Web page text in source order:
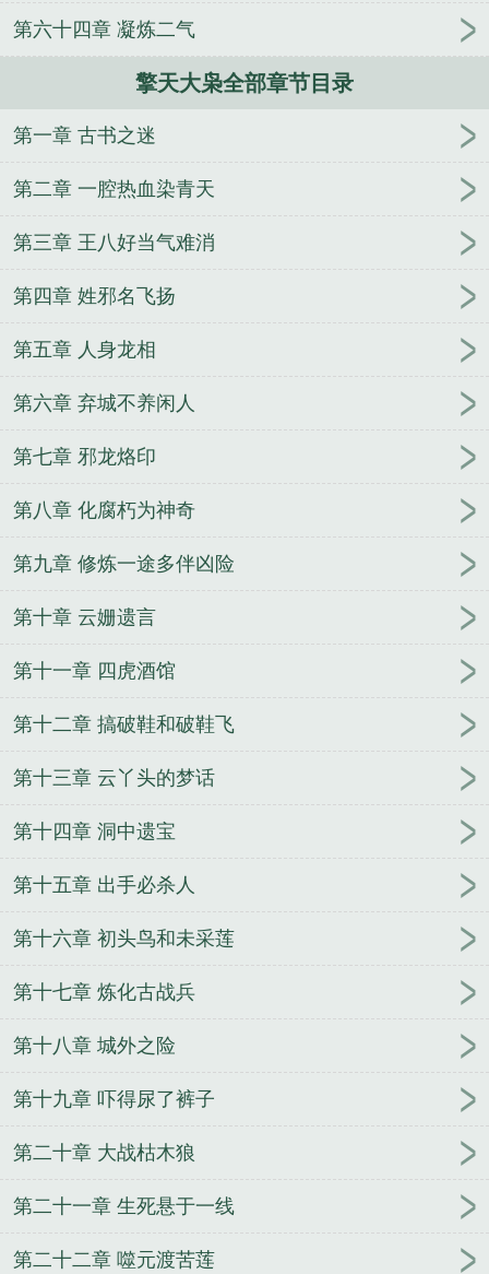
第六十四章 凝炼二气
擎天大枭全部章节目录
第一章 古书之迷
第二章 一腔热血染青天
第三章 王八好当气难消
第四章 姓邪名飞扬
第五章 人身龙相
第六章 弃城不养闲人
第七章 邪龙烙印
第八章 化腐朽为神奇
第九章 修炼一途多伴凶险
第十章 云姗遗言
第十一章 四虎酒馆
第十二章 搞破鞋和破鞋飞
第十三章 云丫头的梦话
第十四章 洞中遗宝
第十五章 出手必杀人
第十六章 初头鸟和未采莲
第十七章 炼化古战兵
第十八章 城外之险
第十九章 吓得尿了裤子
第二十章 大战枯木狼
第二十一章 生死悬于一线
第二十二章 噬元渡苦莲